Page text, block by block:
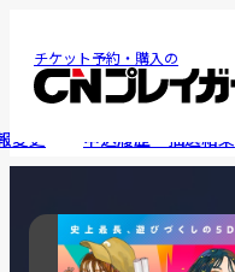
チケット予約・購入の
変更 申込履歴・抽選結果